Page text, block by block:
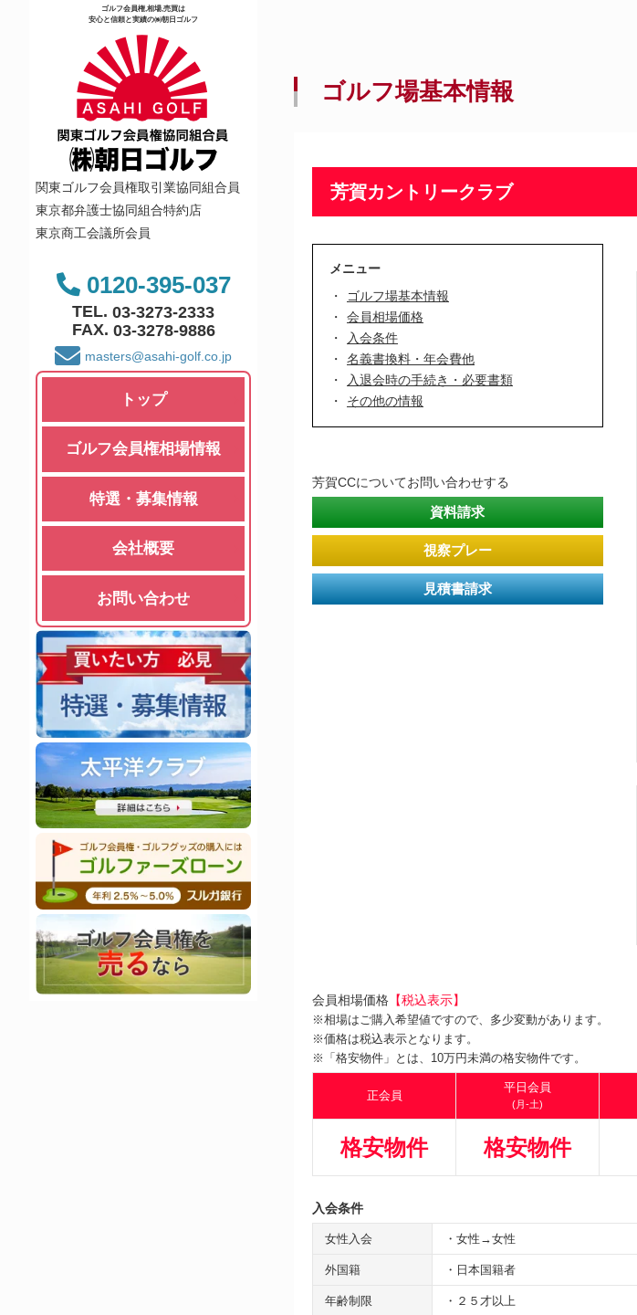
ゴルフ会員権,相場,売買は
安心と信頼と実績の㈱朝日ゴルフ
関東ゴルフ会員権取引業協同組合員
東京都弁護士協同組合特約店
東京商工会議所会員
0120-395-037
TEL. 03-3273-2333
FAX. 03-3278-9886
masters@asahi-golf.co.jp
トップ
ゴルフ会員権相場情報
特選・募集情報
会社概要
お問い合わせ
ゴルフ場基本情報
芳賀カントリークラブ
メニュー
ゴルフ場基本情報
会員相場価格
入会条件
名義書換料・年会費他
入退会時の手続き・必要書類
その他の情報
芳賀CCについてお問い合わせする
資料請求
視察プレー
見積書請求
会員相場価格 【税込表示】
※相場はご購入希望値ですので、多少変動があります。
※価格は税込表示となります。
※「格安物件」とは、10万円未満の格安物件です。
正会員
平日会員
(月-土)
格安物件 格安物件
入会条件
女性入会 ・女性→女性
外国籍 ・日本国籍者
年齢制限 ・２５才以上